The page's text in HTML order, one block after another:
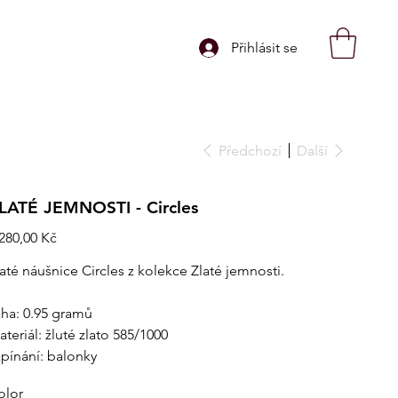
Přihlásit se
Předchozí Další
JEMNOSTI - Circles
Kč
náušnice Circles z kolekce Zlaté jemnosti.
0.95 gramů
žluté zlato 585/1000
balonky